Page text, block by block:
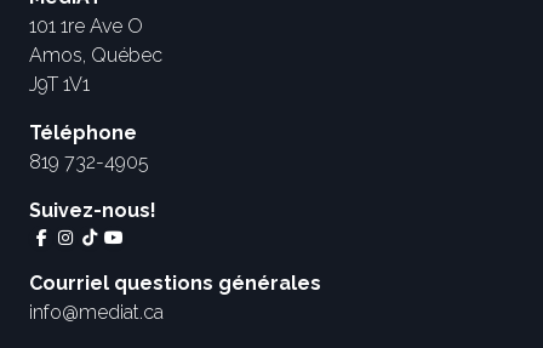
101 1re Ave O
Amos, Québec
J9T 1V1
Téléphone
819 732-4905
Suivez-nous!
Courriel questions générales
info@mediat.ca